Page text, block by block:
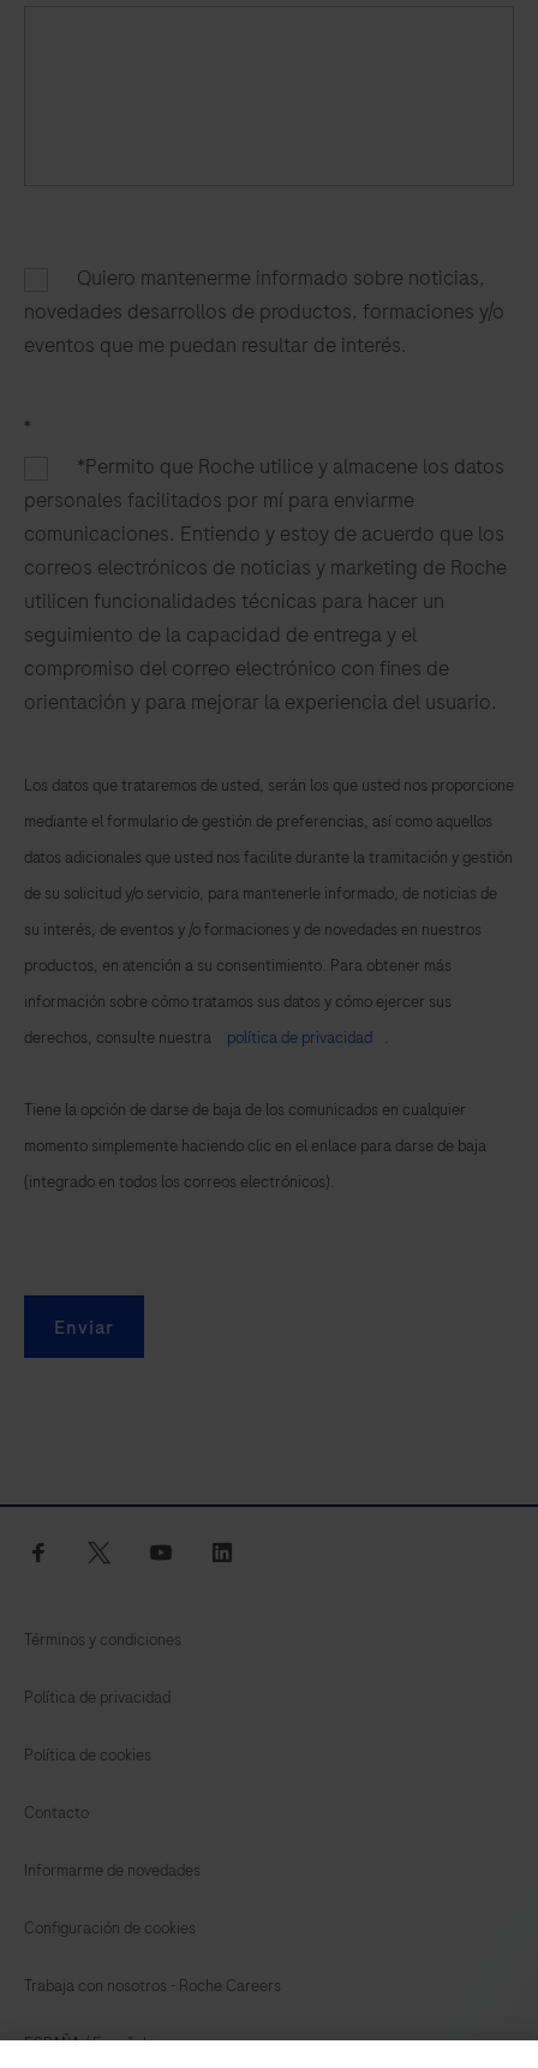
Quiero mantenerme informado sobre noticias,
novedades desarrollos de productos, formaciones y/o
eventos que me puedan resultar de interés.​
*
*Permito que Roche utilice y almacene los datos
personales facilitados por mí para enviarme
comunicaciones. Entiendo y estoy de acuerdo que los
correos electrónicos de noticias y marketing de Roche
utilicen funcionalidades técnicas para hacer un
seguimiento de la capacidad de entrega y el
compromiso del correo electrónico con fines de
orientación y para mejorar la experiencia del usuario.
Los datos que trataremos de usted, serán los que usted nos proporcione
mediante el formulario de gestión de preferencias, así como aquellos
datos adicionales que usted nos facilite durante la tramitación y gestión
de su solicitud y/o servicio, para mantenerle informado, de noticias de
su interés, de eventos y /o formaciones y de novedades en nuestros
productos, en atención a su consentimiento. Para obtener más
información sobre cómo tratamos sus datos y cómo ejercer sus
derechos, consulte nuestra
política de privacidad .
Tiene la opción de darse de baja de los comunicados en cualquier
momento simplemente haciendo clic en el enlace para darse de baja
(integrado en todos los correos electrónicos).
Enviar
facebook twitter youtube
Términos y condiciones
Política de privacidad
Política de cookies
Contacto
Informarme de novedades
Configuración de cookies
Trabaja con nosotros - Roche Careers
ESPAÑA/Español